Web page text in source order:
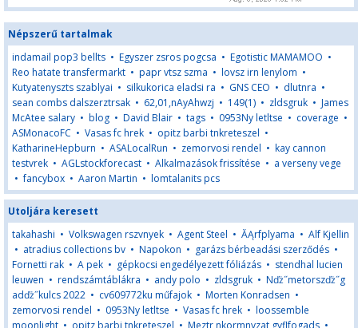
Népszerű tartalmak
indamail pop3 bellts • Egyszer zsros pogcsa • Egotistic MAMAMOO •
Reo hatate transfermarkt • papr vtsz szma • lovsz irn lenylom •
Kutyatenyszts szablyai • silkukorica eladsi ra • GNS CEO • dlutnra •
sean combs dalszerztrsak • 62,01,nAyAhwzj • 149(1) • zldsgruk • James
McAtee salary • blog • David Blair • tags • 0953Ny letltse • coverage •
ASMonacoFC • Vasas fc hrek • opitz barbi tnkreteszel •
KatharineHepburn • ASALocalRun • zemorvosi rendel • kay cannon
testvrek • AGLstockforecast • Alkalmazások frissítése • a verseny vege
•fancybox • Aaron Martin • lomtalanits pcs
Utoljára keresett
takahashi • Volkswagen rszvnyek • Agent Steel • ĂĄrfplyama • Alf Kjellin
• atradius collections bv • Napokon • garázs bérbeadási szerződés •
Fornetti rak • A pek • gépkocsi engedélyezett fóliázás • stendhal lucien
leuwen • rendszámtáblákra • andy polo • zldsgruk • Nďż˝metorszďż˝g
adďż˝kulcs 2022 • cv609772ku műfajok • Morten Konradsen •
zemorvosi rendel • 0953Ny letltse • Vasas fc hrek • loossemble
moonlight • opitz barbi tnkreteszel • Meztr nkormnyzat gyflfogads •